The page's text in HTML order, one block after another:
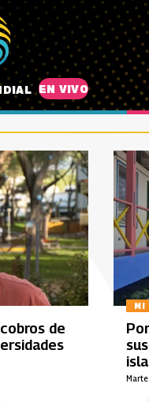
EN VIVO
de
MI